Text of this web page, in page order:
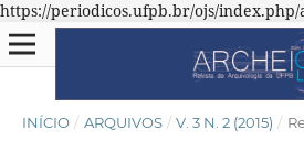
https://periodicos.ufpb.br/ojs/
INÍCIO / ARQUIVOS / V. 3 N. 2 (2015) /